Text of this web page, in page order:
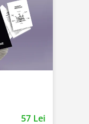
57 Lei